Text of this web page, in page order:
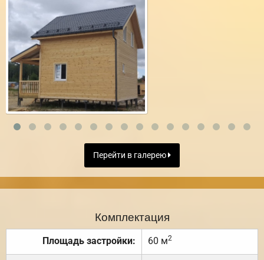
Перейти в галерею
Комплектация
Площадь застройки: 60 м2